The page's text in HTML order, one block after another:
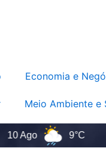
Economia e
Meio Ambiente e
9°C